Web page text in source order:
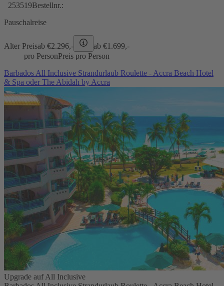
253519Bestellnr.:
Pauschalreise
Alter Preisab €2.296,- ab €1.699,-
pro PersonPreis pro Person
Barbados All Inclusive Strandurlaub Roulette - Accra Beach Hotel
& Spa oder The Abidah by Accra
Upgrade auf All Inclusive